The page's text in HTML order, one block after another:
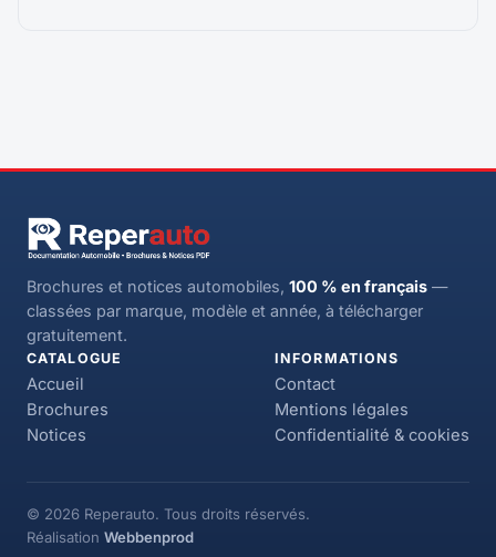
Brochures et notices automobiles, 100 % en français —
classées par marque, modèle et année, à télécharger
gratuitement.
CATALOGUE
Accueil
Brochures
Notices
INFORMATIONS
Contact
Mentions légales
Confidentialité & cookies
© 2026 Reperauto. Tous droits réservés.
Réalisation Webbenprod